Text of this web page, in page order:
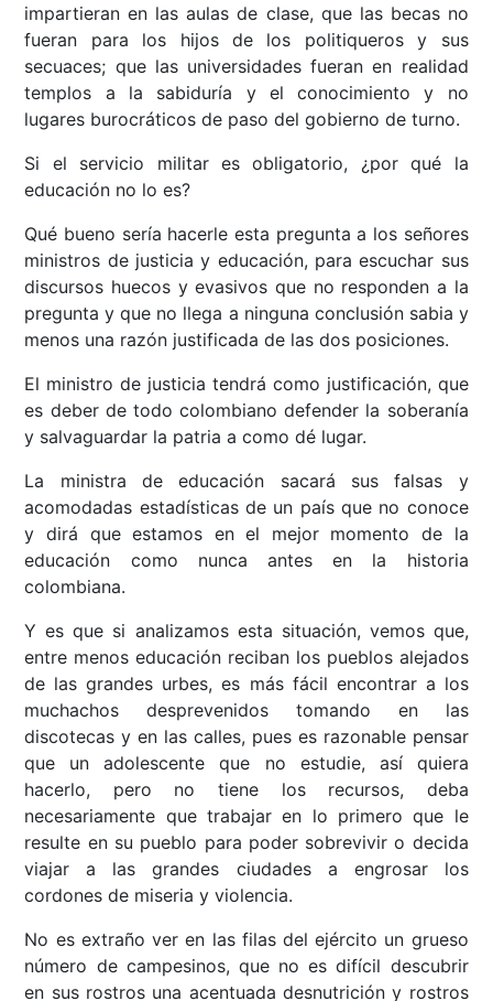
impartieran en las aulas de clase, que las becas no
fueran para los hijos de los politiqueros y sus
secuaces; que las universidades fueran en realidad
templos a la sabiduría y el conocimiento y no
lugares burocráticos de paso del gobierno de turno.
Si el servicio militar es obligatorio, ¿por qué la
educación no lo es?
Qué bueno sería hacerle esta pregunta a los señores
ministros de justicia y educación, para escuchar sus
discursos huecos y evasivos que no responden a la
pregunta y que no llega a ninguna conclusión sabia y
menos una razón justificada de las dos posiciones.
El ministro de justicia tendrá como justificación, que
es deber de todo colombiano defender la soberanía
y salvaguardar la patria a como dé lugar.
La ministra de educación sacará sus falsas y
acomodadas estadísticas de un país que no conoce
y dirá que estamos en el mejor momento de la
educación como nunca antes en la historia
colombiana.
Y es que si analizamos esta situación, vemos que,
entre menos educación reciban los pueblos alejados
de las grandes urbes, es más fácil encontrar a los
muchachos desprevenidos tomando en las
discotecas y en las calles, pues es razonable pensar
que un adolescente que no estudie, así quiera
hacerlo, pero no tiene los recursos, deba
necesariamente que trabajar en lo primero que le
resulte en su pueblo para poder sobrevivir o decida
viajar a las grandes ciudades a engrosar los
cordones de miseria y violencia.
No es extraño ver en las filas del ejército un grueso
número de campesinos, que no es difícil descubrir
en sus rostros una acentuada desnutrición y rostros